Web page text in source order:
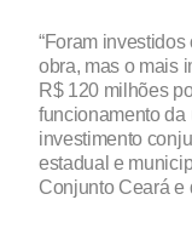
“Foram
obra, mas o mais
R$ 120 milhões
funcionamento
investimento
estadual e
Conjunto Ceará e